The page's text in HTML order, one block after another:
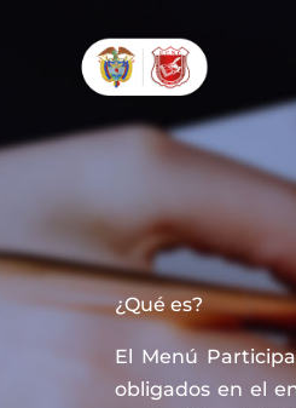
¿Qué es?
El Menú
obligados en el